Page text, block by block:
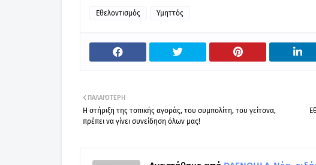
Εθελοντισμός Υμηττός
ΠΑΛΑΙΌΤΕΡΗ
Η στήριξη της τοπικής αγοράς, του συμπολίτη, του γείτονα,
πρέπει να γίνει συνείδηση όλων μας!